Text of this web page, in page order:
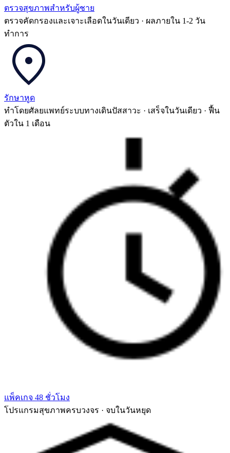
ตรวจสุขภาพสำหรับผู้ชาย
ตรวจคัดกรองและเจาะเลือดในวันเดียว · ผลภายใน 1-2 วัน
ทำการ
รักษาหูด
ทำโดยศัลยแพทย์ระบบทางเดินปัสสาวะ · เสร็จในวันเดียว · ฟื้น
ตัวใน 1 เดือน
แพ็คเกจ 48 ชั่วโมง
โปรแกรมสุขภาพครบวงจร · จบในวันหยุด